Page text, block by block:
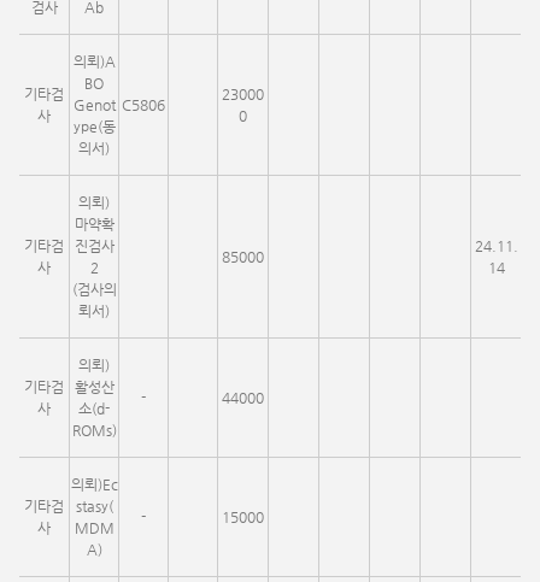
검사
Ab
기타검
사
의뢰)A
BO
Genot
ype(동
의서)
C5806
23000
0
기타검
사
의뢰)
마약확
진검사
2
(검사의
뢰서)
85000
24.11.
14
기타검
사
의뢰)
활성산
소(d-
ROMs)
- 44000
기타검
사
의뢰)Ec
stasy(
MDM
A)
- 15000